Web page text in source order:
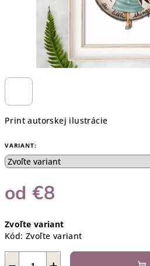
Print autorskej ilustrácie
VARIANT:
od€8
cena:
Zvoľte variant
Kód: Zvoľte variant